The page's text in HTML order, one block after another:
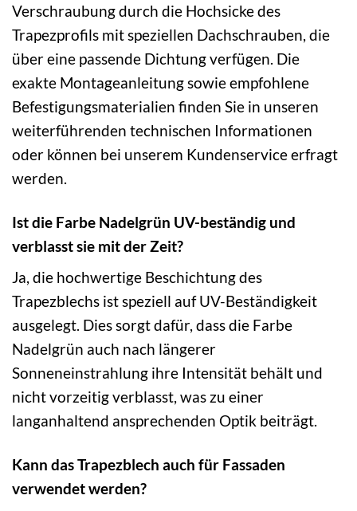
Verschraubung durch die Hochsicke des
Trapezprofils mit speziellen Dachschrauben, die
über eine passende Dichtung verfügen. Die
exakte Montageanleitung sowie empfohlene
Befestigungsmaterialien finden Sie in unseren
weiterführenden technischen Informationen
oder können bei unserem Kundenservice erfragt
werden.
Ist die Farbe Nadelgrün UV-beständig und
verblasst sie mit der Zeit?
Ja, die hochwertige Beschichtung des
Trapezblechs ist speziell auf UV-Beständigkeit
ausgelegt. Dies sorgt dafür, dass die Farbe
Nadelgrün auch nach längerer
Sonneneinstrahlung ihre Intensität behält und
nicht vorzeitig verblasst, was zu einer
langanhaltend ansprechenden Optik beiträgt.
Kann das Trapezblech auch für Fassaden
verwendet werden?